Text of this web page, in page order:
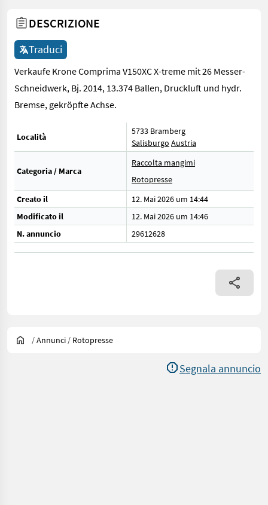
DESCRIZIONE
Traduci
Verkaufe Krone Comprima V150XC X-treme mit 26 Messer-
Schneidwerk, Bj. 2014, 13.374 Ballen, Druckluft und hydr.
Bremse, gekröpfte Achse.
Località
5733 Bramberg
Salisburgo Austria
Categoria / Marca
Raccolta mangimi
Rotopresse
Creato il
12. Mai 2026 um 14:44
Modificato il
12. Mai 2026 um 14:46
N. annuncio
29612628
/Annunci / Rotopresse
Segnala annuncio